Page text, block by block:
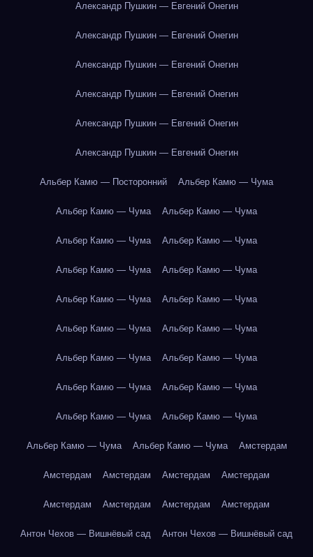
Александр Пушкин — Евгений Онегин
Александр Пушкин — Евгений Онегин
Александр Пушкин — Евгений Онегин
Александр Пушкин — Евгений Онегин
Александр Пушкин — Евгений Онегин
Александр Пушкин — Евгений Онегин
Альбер Камю — Посторонний Альбер Камю — Чума
Альбер Камю — Чума Альбер Камю — Чума
Альбер Камю — Чума Альбер Камю — Чума
Альбер Камю — Чума Альбер Камю — Чума
Альбер Камю — Чума Альбер Камю — Чума
Альбер Камю — Чума Альбер Камю — Чума
Альбер Камю — Чума Альбер Камю — Чума
Альбер Камю — Чума Альбер Камю — Чума
Альбер Камю — Чума Альбер Камю — Чума
Альбер Камю — Чума Альбер Камю — Чума Амстердам
Амстердам Амстердам Амстердам Амстердам
Амстердам Амстердам Амстердам Амстердам
Антон Чехов — Вишнёвый сад Антон Чехов — Вишнёвый сад